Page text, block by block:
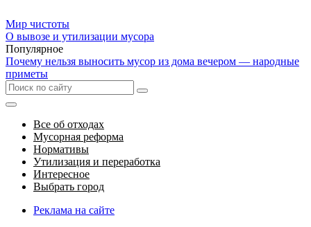
Мир чистоты
О вывозе и утилизации мусора
Популярное
Почему нельзя выносить мусор из дома вечером — народные
приметы
Все об отходах
Мусорная реформа
Нормативы
Утилизация и переработка
Интересное
Выбрать город
Реклама на сайте